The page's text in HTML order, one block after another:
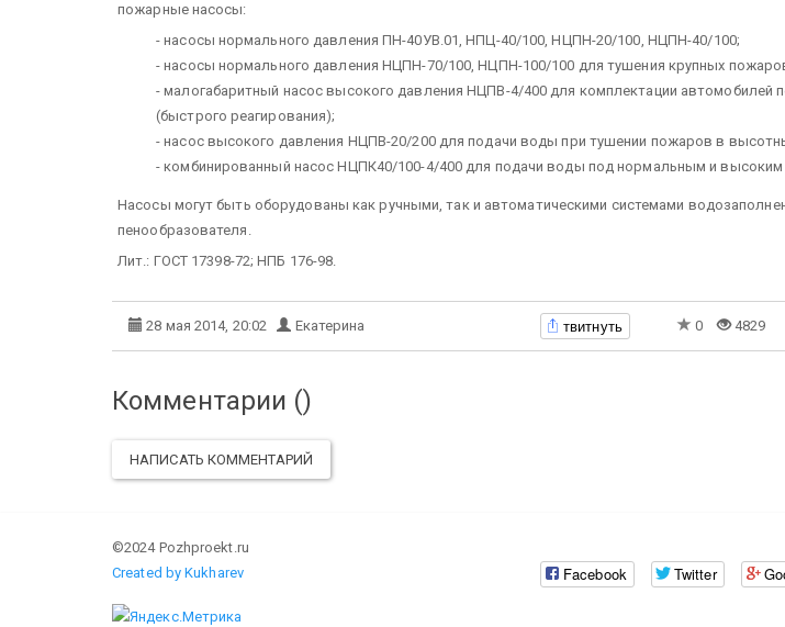
пожарные насосы:
- насосы нормального давления ПН-40УВ.01, НПЦ-40/100, НЦПН-20/100, НЦПН-40/100;
- насосы нормального давления НЦПН-70/100, НЦПН-100/100 для тушения крупных
- малогабаритный насос высокого давления НЦПВ-4/400 для комплектации автомобилей
(быстрого реагирования);
- насос высокого давления НЦПВ-20/200 для подачи воды при тушении пожаров в
- комбинированный насос НЦПК40/100-4/400 для подачи воды под нормальным и
Насосы могут быть оборудованы как ручными, так и автоматическими системами
пенообразователя.
Лит.: ГОСТ 17398-72; НПБ 176-98.
28 мая 2014, 20:02 Екатерина твитнуть 0 4829
Комментарии ()
НАПИСАТЬ КОММЕНТАРИЙ
©2024 Pozhproekt.ru
Created by Kukharev
Facebook Twitter